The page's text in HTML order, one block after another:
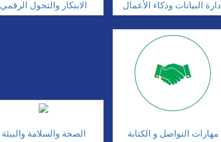
الابتكار والتحول الرقمي إدارة البيانات وذكاء الأعمال
الصحة والسلامة والبيئة مهارات التواصل و الكتابة